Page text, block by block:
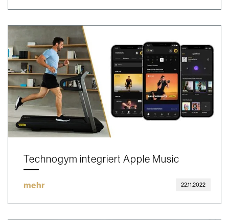
Technogym integriert Apple Music
mehr 22.11.2022